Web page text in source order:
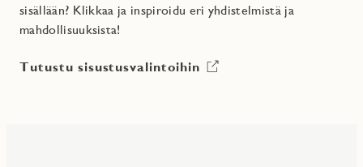
sisällään? Klikkaa ja inspiroidu eri yhdistelmistä ja
mahdollisuuksista!
Tutustu sisustusvalintoihin